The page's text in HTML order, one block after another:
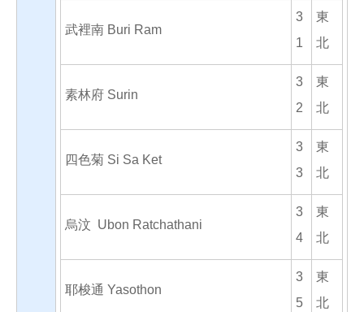
武裡南 Buri Ram
3
1
東
北
素林府 Surin
3
2
東
北
四色菊 Si Sa Ket
3
3
東
北
烏汶 Ubon Ratchathani
3
4
東
北
耶梭通 Yasothon
3
5
東
北